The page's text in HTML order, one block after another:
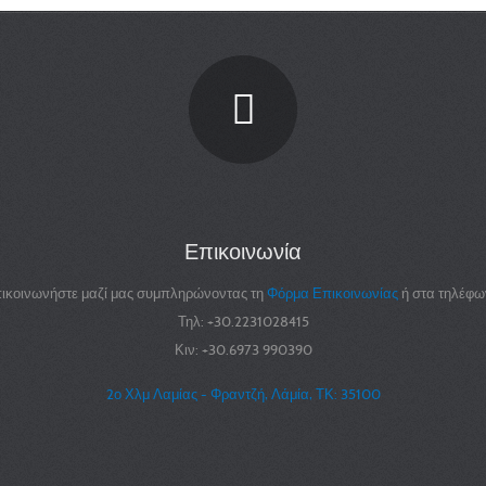
Επικοινωνία
μαζί μας συμπληρώνοντας τη Φόρμα Επικοινωνίας ή στα
Τηλ: +30.2231028415
Κιν: +30.6973 990390
2ο Χλμ Λαμίας - Φραντζή, Λάμία, ΤΚ: 35100